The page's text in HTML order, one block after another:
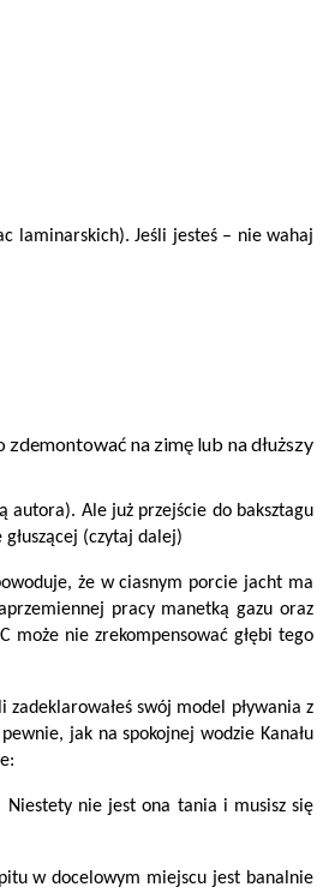
laminarskich). Jeśli jesteś – nie wahaj
na zimę lub na dłuższy
autora). Ale już przejście do baksztagu
(czytaj dalej)
że w ciasnym porcie jacht ma
pracy manetką gazu oraz
może nie zrekompensować głębi tego
swój model pływania z
jak na spokojnej wodzie Kanału
nie jest ona tania i musisz się
w docelowym miejscu jest banalnie